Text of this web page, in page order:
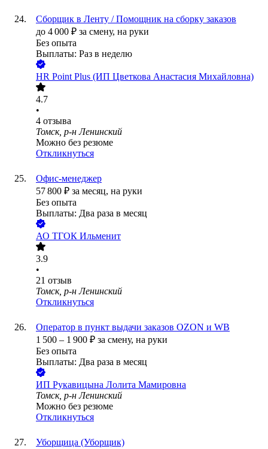
Сборщик в Ленту / Помощник на сборку заказов
до 4 000 ₽ за смену, на руки
Без опыта
Выплаты: Раз в неделю
HR Point Plus (ИП Цветкова Анастасия Михайловна)
4.7
•
4 отзыва
Томск, р-н Ленинский
Можно без резюме
Откликнуться
Офис-менеджер
57 800 ₽ за месяц, на руки
Без опыта
Выплаты: Два раза в месяц
АО ТГОК Ильменит
3.9
•
21 отзыв
Томск, р-н Ленинский
Откликнуться
Оператор в пункт выдачи заказов OZON и WB
1 500 – 1 900 ₽ за смену, на руки
Без опыта
Выплаты: Два раза в месяц
ИП Рукавицына Лолита Мамировна
Томск, р-н Ленинский
Можно без резюме
Откликнуться
Уборщица (Уборщик)